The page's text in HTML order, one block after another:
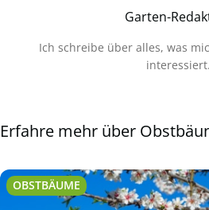
Garten-
Ich schreibe über alles, was
interessiert.
Erfahre mehr über
OBSTBÄUME